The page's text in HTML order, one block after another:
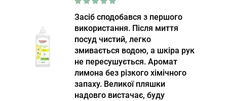
Засіб сподобався з першого
використання. Після миття
посуд чистий, легко
змивається водою, а шкіра рук
не пересушується. Аромат
лимона без різкого хімічного
запаху. Великої пляшки
надовго вистачає, буду